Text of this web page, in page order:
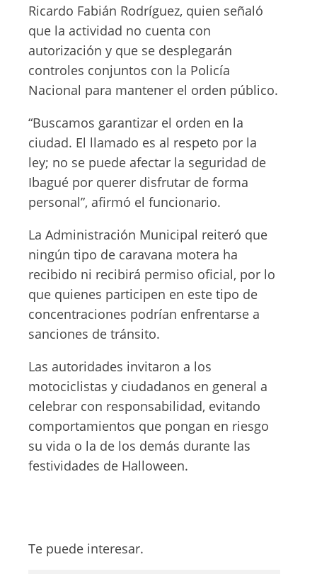
Ricardo Fabián Rodríguez, quien señaló
que la actividad no cuenta con
autorización y que se desplegarán
controles conjuntos con la Policía
Nacional para mantener el orden público.
“Buscamos garantizar el orden en la
ciudad. El llamado es al respeto por la
ley; no se puede afectar la seguridad de
Ibagué por querer disfrutar de forma
personal”, afirmó el funcionario.
La Administración Municipal reiteró que
ningún tipo de caravana motera ha
recibido ni recibirá permiso oficial, por lo
que quienes participen en este tipo de
concentraciones podrían enfrentarse a
sanciones de tránsito.
Las autoridades invitaron a los
motociclistas y ciudadanos en general a
celebrar con responsabilidad, evitando
comportamientos que pongan en riesgo
su vida o la de los demás durante las
festividades de Halloween.
Te puede interesar.